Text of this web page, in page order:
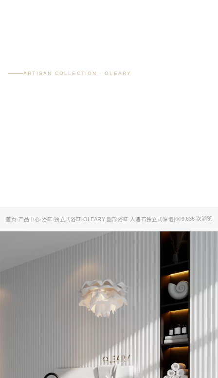
ARTISAN COLLECTION · OLEARY
首页 › 产品中心 › 浴缸 ›独立式浴缸 › OLEARY 圆形浴缸 人造石独立式深泡圆形浴缸 五种尺
9,636 次浏览